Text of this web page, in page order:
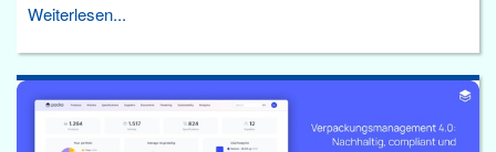
Weiterlesen...